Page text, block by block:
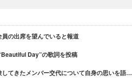
の出席を望んでいると報道
Day”の歌詞を投稿
てきたメンバー交代について自身の思いを語…